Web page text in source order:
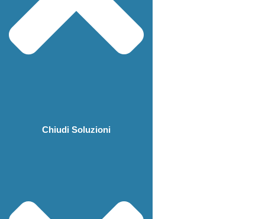
Chiudi Soluzioni